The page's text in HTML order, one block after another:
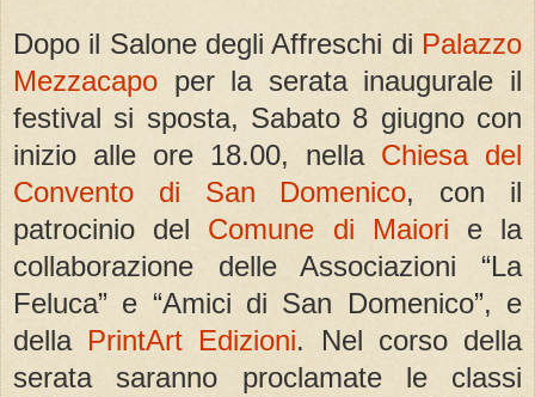
Dopo il Salone degli Affreschi di Palazzo
Mezzacapo per la serata inaugurale il
festival si sposta, Sabato 8 giugno con
inizio alle ore 18.00, nella Chiesa del
Convento di San Domenico, con il
patrocinio del Comune di Maiori e la
collaborazione delle Associazioni “La
Feluca” e “Amici di San Domenico”, e
della PrintArt Edizioni. Nel corso della
serata saranno proclamate le classi